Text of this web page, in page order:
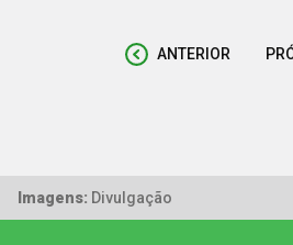
ANTERIOR
Imagens: Divulgação